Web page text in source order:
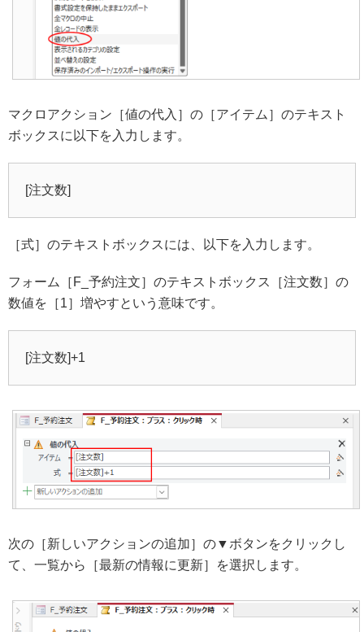
マクロアクション［値の代入］の［アイテム］のテキスト
ボックスに以下を入力します。
[注文数]
［式］のテキストボックスには、以下を入力します。
フォーム［F_予約注文］のテキストボックス［注文数］の
数値を［1］増やすという意味です。
[注文数]+1
次の［新しいアクションの追加］の▼ボタンをクリックし
て、一覧から［最新の情報に更新］を選択します。